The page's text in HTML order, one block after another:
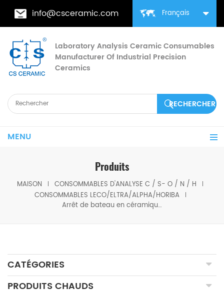
Français
info@csceramic.com
Laboratory Analysis Ceramic Consumables
Manufacturer Of Industrial Precision
Ceramics
MENU
Produits
MAISON
CONSOMMABLES D'ANALYSE C / S- O / N / H
CONSOMMABLES LECO/ELTRA/ALPHA/HORIBA
Arrêt de bateau en céramique ELTRA 36101 pour ELTRA® CHS-580A/HELIOS ELTRA® CS-2000
CATÉGORIES
PRODUITS CHAUDS